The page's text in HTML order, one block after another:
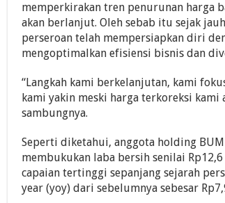
memperkirakan tren penurunan harga
akan berlanjut. Oleh sebab itu sejak
perseroan telah mempersiapkan diri
mengoptimalkan efisiensi bisnis dan
“Langkah kami berkelanjutan, kami
kami yakin meski harga terkoreksi kami
sambungnya.
Seperti diketahui, anggota holding
membukukan laba bersih senilai
capaian tertinggi sepanjang sejarah
year (yoy) dari sebelumnya sebesar